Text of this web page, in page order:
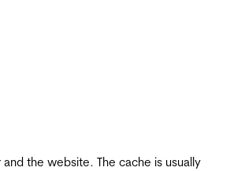
the website. The cache is usually